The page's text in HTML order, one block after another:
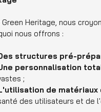
Green Heritage, nous
nous offrons :
structures pré-
personnalisation
;
de matériaux
des utilisateurs et de